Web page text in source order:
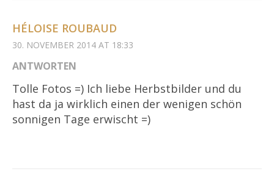
HÉLOISE ROUBAUD
30. NOVEMBER 2014 AT 18:33
ANTWORTEN
Tolle Fotos =) Ich liebe Herbstbilder und du
hast da ja wirklich einen der wenigen schön
sonnigen Tage erwischt =)